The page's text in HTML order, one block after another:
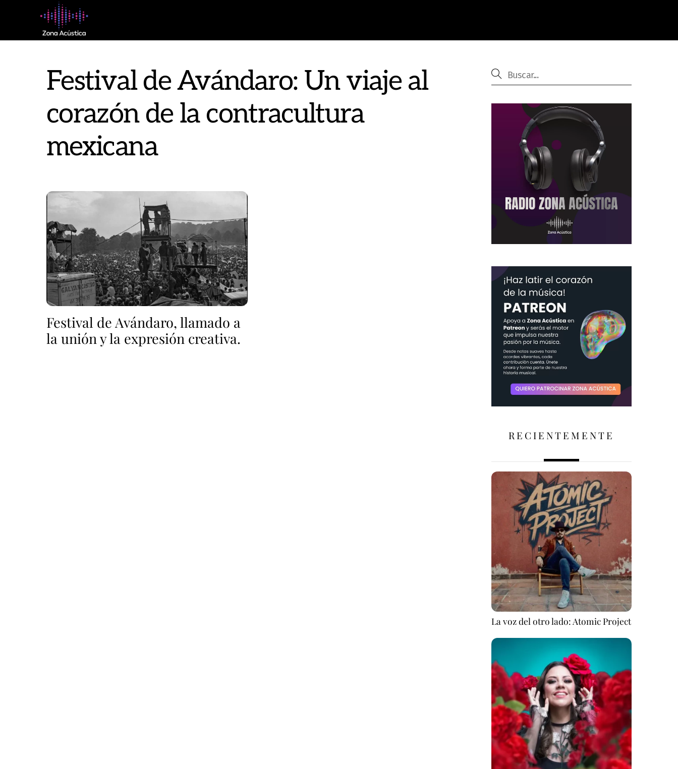
Festival de Avándaro: Un viaje al
corazón de la contracultura
mexicana
Festival de Avándaro, llamado a
la unión y la expresión creativa.
RECIENTEMENTE
La voz del otro lado: Atomic Project